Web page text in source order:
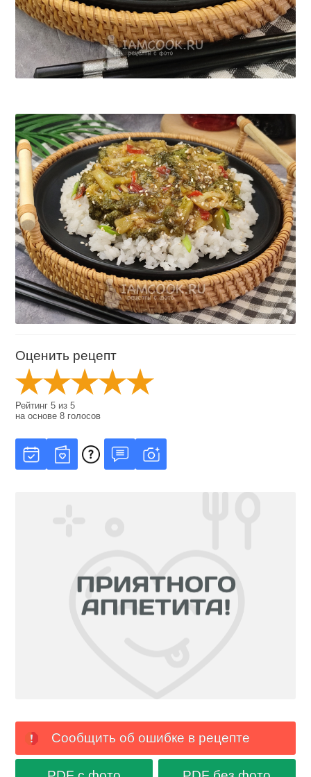
Оценить рецепт
Рейтинг5 из5
на основе8 голосов
Сообщить об ошибке в рецепте